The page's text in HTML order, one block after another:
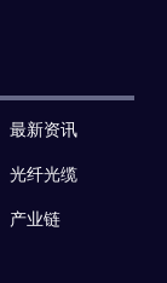
最新资讯
光纤光缆
产业链